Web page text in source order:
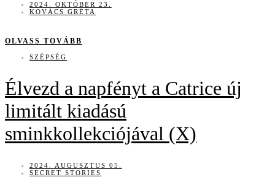
2024. OKTÓBER 23.
KOVÁCS GRÉTA
OLVASS TOVÁBB
SZÉPSÉG
Élvezd a napfényt a Catrice új
limitált kiadású
sminkkollekciójával (X)
2024. AUGUSZTUS 05.
SECRET STORIES